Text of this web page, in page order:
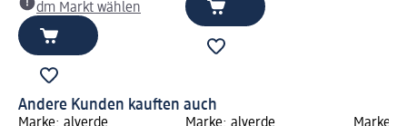
dm Markt wählen
Andere Kunden kauften auch